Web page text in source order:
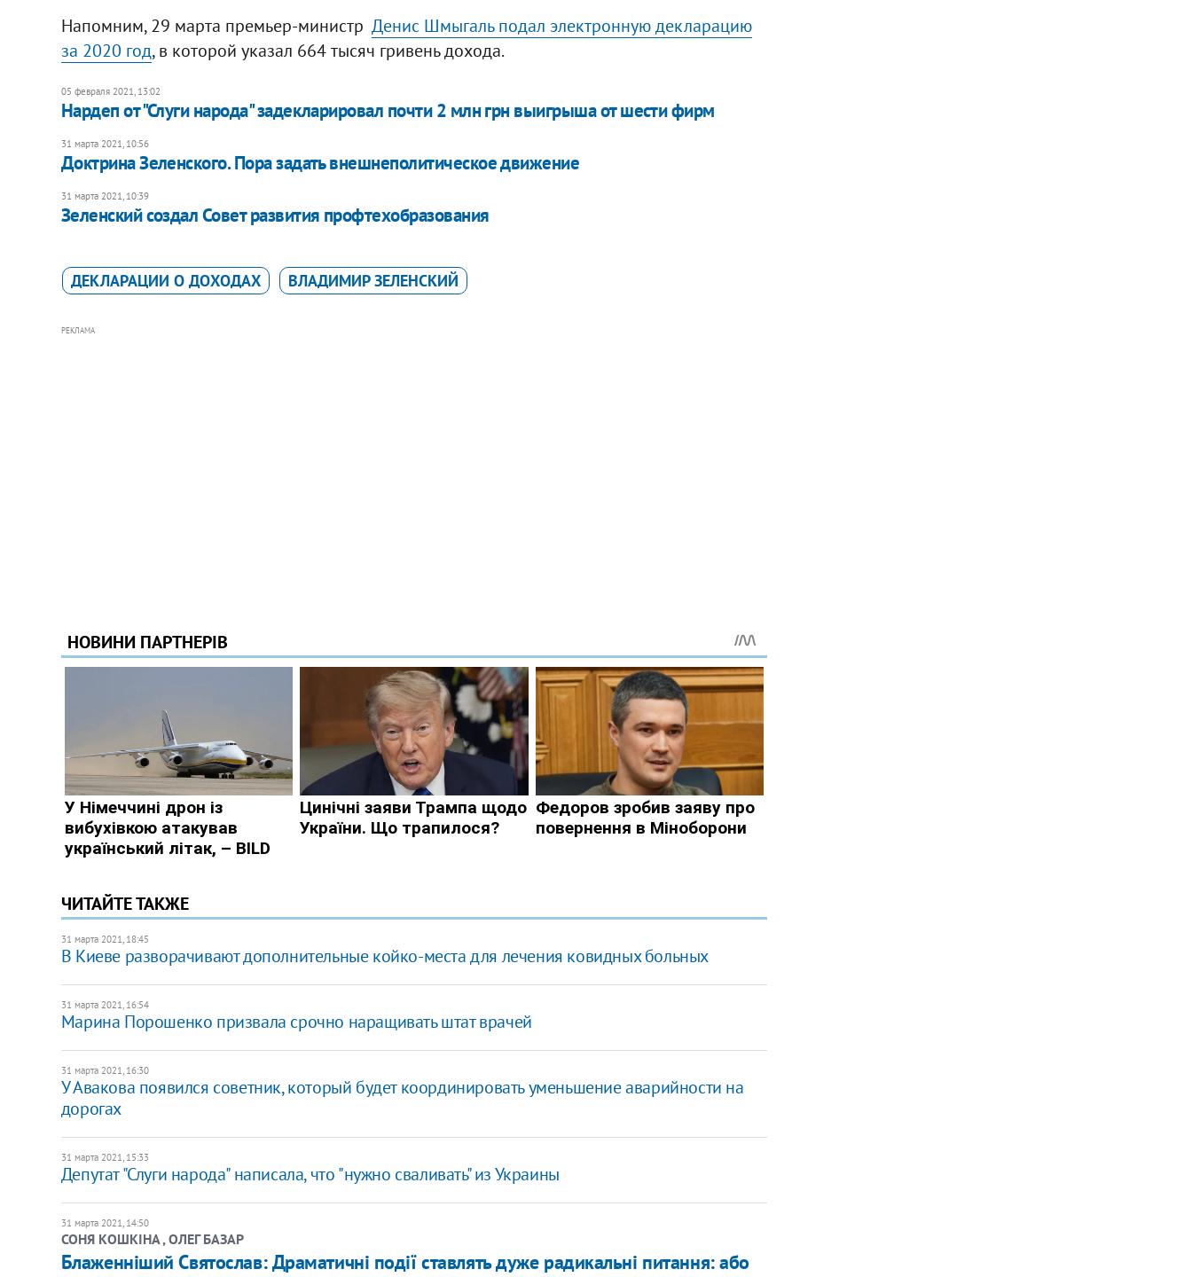
Напомним, 29 марта премьер-министр Денис Шмыгаль подал электронную декларацию
за 2020 год, в которой указал 664 тысяч гривень дохода.
05 февраля 2021, 13:02
Нардеп от "Слуги народа" задекларировал почти 2 млн грн выигрыша от шести фирм
31 марта 2021, 10:56
Доктрина Зеленского. Пора задать внешнеполитическое движение
31 марта 2021, 10:39
Зеленский создал Совет развития профтехобразования
ДЕКЛАРАЦИИ О ДОХОДАХ ВЛАДИМИР ЗЕЛЕНСКИЙ
РЕКЛАМА
ЧИТАЙТЕ ТАКЖЕ
31 марта 2021, 18:45
В Киеве разворачивают дополнительные койко-места для лечения ковидных больных
31 марта 2021, 16:54
Марина Порошенко призвала срочно наращивать штат врачей
31 марта 2021, 16:30
У Авакова появился советник, который будет координировать уменьшение аварийности на
дорогах
31 марта 2021, 15:33
Депутат "Слуги народа" написала, что "нужно сваливать" из Украины
31 марта 2021, 14:50
СОНЯ КОШКІНА , ОЛЕГ БАЗАР
Блаженніший Святослав: Драматичні події ставлять дуже радикальні питання: або